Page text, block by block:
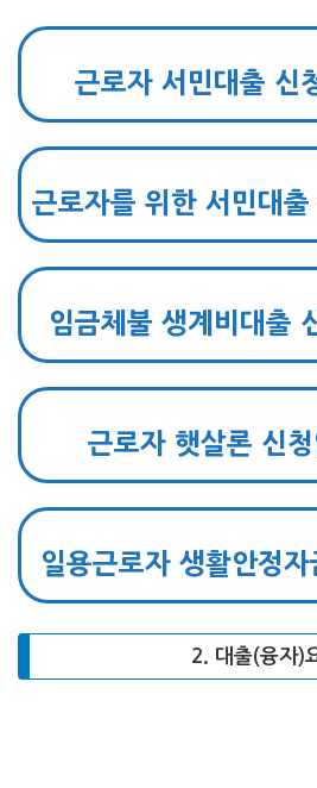
근로자 서민대출 신
근로자를 위한 서민대
임금체불 생계비대출
근로자 햇살론 신
일용근로자 생활안정자
2. 대출(융자)